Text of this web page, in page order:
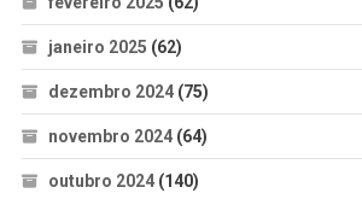
janeiro 2025 (62)
dezembro 2024(75)
novembro 2024(64)
outubro 2024(140)